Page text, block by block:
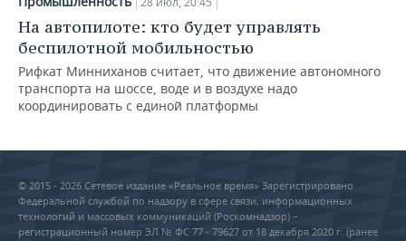
На автопилоте: кто будет управлять
беспилотной мобильностью
Рифкат Минниханов считает, что движение автономного
транспорта на шоссе, воде и в воздухе надо
координировать с единой платформы
© 2015 - 2026 Сетевое издание «Реальное время» Зарегистрировано
Федеральной службой по надзору в сфере связи, информационных
технологий и массовых коммуникаций (Роскомнадзор) –
регистрационный номер ЭЛ № ФС 77 - 79627 от 18 декабря 2020 г. (ранее